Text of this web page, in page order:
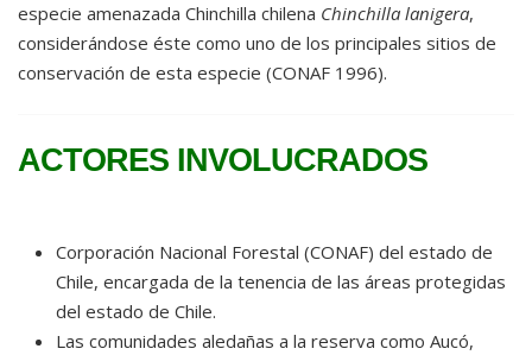
especie amenazada Chinchilla chilena Chinchilla lanigera,
considerándose éste como uno de los principales sitios de
conservación de esta especie (CONAF 1996).
ACTORES INVOLUCRADOS
Corporación Nacional Forestal (CONAF) del estado de
Chile, encargada de la tenencia de las áreas protegidas
del estado de Chile.
Las comunidades aledañas a la reserva como Aucó,